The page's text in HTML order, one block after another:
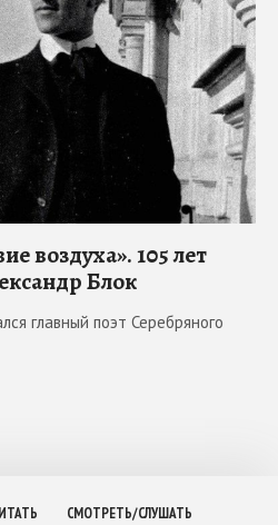
воздуха». 105 лет
Блок
главный поэт Серебряного
СМОТРЕТЬ/СЛУШАТЬ